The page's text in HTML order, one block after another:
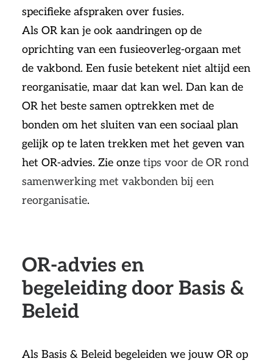
specifieke afspraken over fusies.
Als OR kan je ook aandringen op de
oprichting van een fusieoverleg-orgaan met
de vakbond. Een fusie betekent niet altijd een
reorganisatie, maar dat kan wel. Dan kan de
OR het beste samen optrekken met de
bonden om het sluiten van een sociaal plan
gelijk op te laten trekken met het geven van
het OR-advies. Zie onze tips voor de OR rond
samenwerking met vakbonden bij een
reorganisatie.
OR-advies en
begeleiding door Basis &
Beleid
Als Basis & Beleid begeleiden we jouw OR op